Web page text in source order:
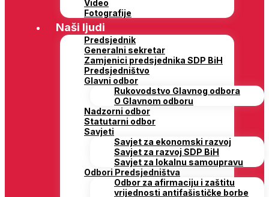
Video
Fotografije
Naši ljudi
Predsjednik
Generalni sekretar
Zamjenici predsjednika SDP BiH
Predsjedništvo
Glavni odbor
Rukovodstvo Glavnog odbora
O Glavnom odboru
Nadzorni odbor
Statutarni odbor
Savjeti
Savjet za ekonomski razvoj
Savjet za razvoj SDP BiH
Savjet za lokalnu samoupravu
Odbori Predsjedništva
Odbor za afirmaciju i zaštitu
vrijednosti antifašističke borbe